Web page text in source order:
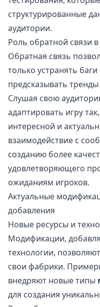
структурированные
аудитории.
Роль обратной связи
Обратная связь
только устранять
предсказывать
Слушая свою
адаптировать игру
интересной и
взаимодействие с
созданию более
удовлетворяющего
ожиданиям игроков.
Актуальные
добавления
Новые ресурсы и
Модификации,
технологии,
свои фабрики.
внедряют новые типы
для создания